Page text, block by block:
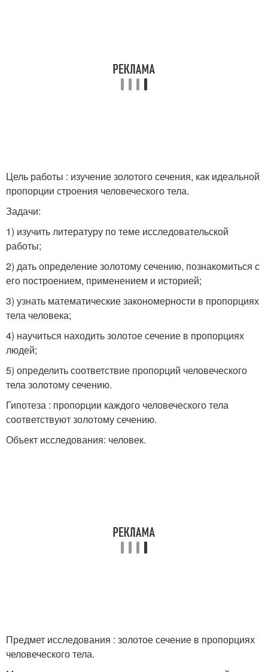
Цель работы : изучение золотого сечения, как идеальной
пропорции строения человеческого тела.
Задачи:
1) изучить литературу по теме исследовательской
работы;
2) дать определение золотому сечению, познакомиться с
его построением, применением и историей;
3) узнать математические закономерности в пропорциях
тела человека;
4) научиться находить золотое сечение в пропорциях
людей;
5) определить соответствие пропорций человеческого
тела золотому сечению.
Гипотеза : пропорции каждого человеческого тела
соответствуют золотому сечению.
Объект исследования: человек.
Предмет исследования : золотое сечение в пропорциях
человеческого тела.